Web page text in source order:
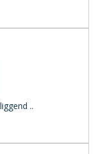
..